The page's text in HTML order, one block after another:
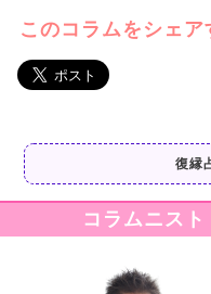
このコラムをシェア
復縁
コラムニス